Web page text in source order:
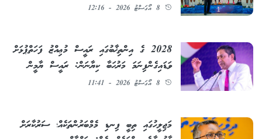
8 އޯގަސްޓު 2026 - 12:16
2028 ގެ އިންތިޚާބުގައި ރައީސް މުޢިއްޒު ފަހަތްޕުޅަށް
ވަޑައިގެންފިނަމަ މަރުޙަބާ ކިޔާނަން: ރައީސް ޔާމީން
8 އޯގަސްޓު 2026 - 11:41
މަޖިލީހުގައި ތިބީ ފިނޑި މެމްބަރުންތަކެއް؛ ސަރުކާރަށް